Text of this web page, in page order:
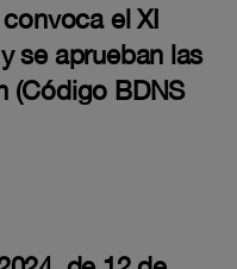
el XI
se aprueban las
(Código BDNS